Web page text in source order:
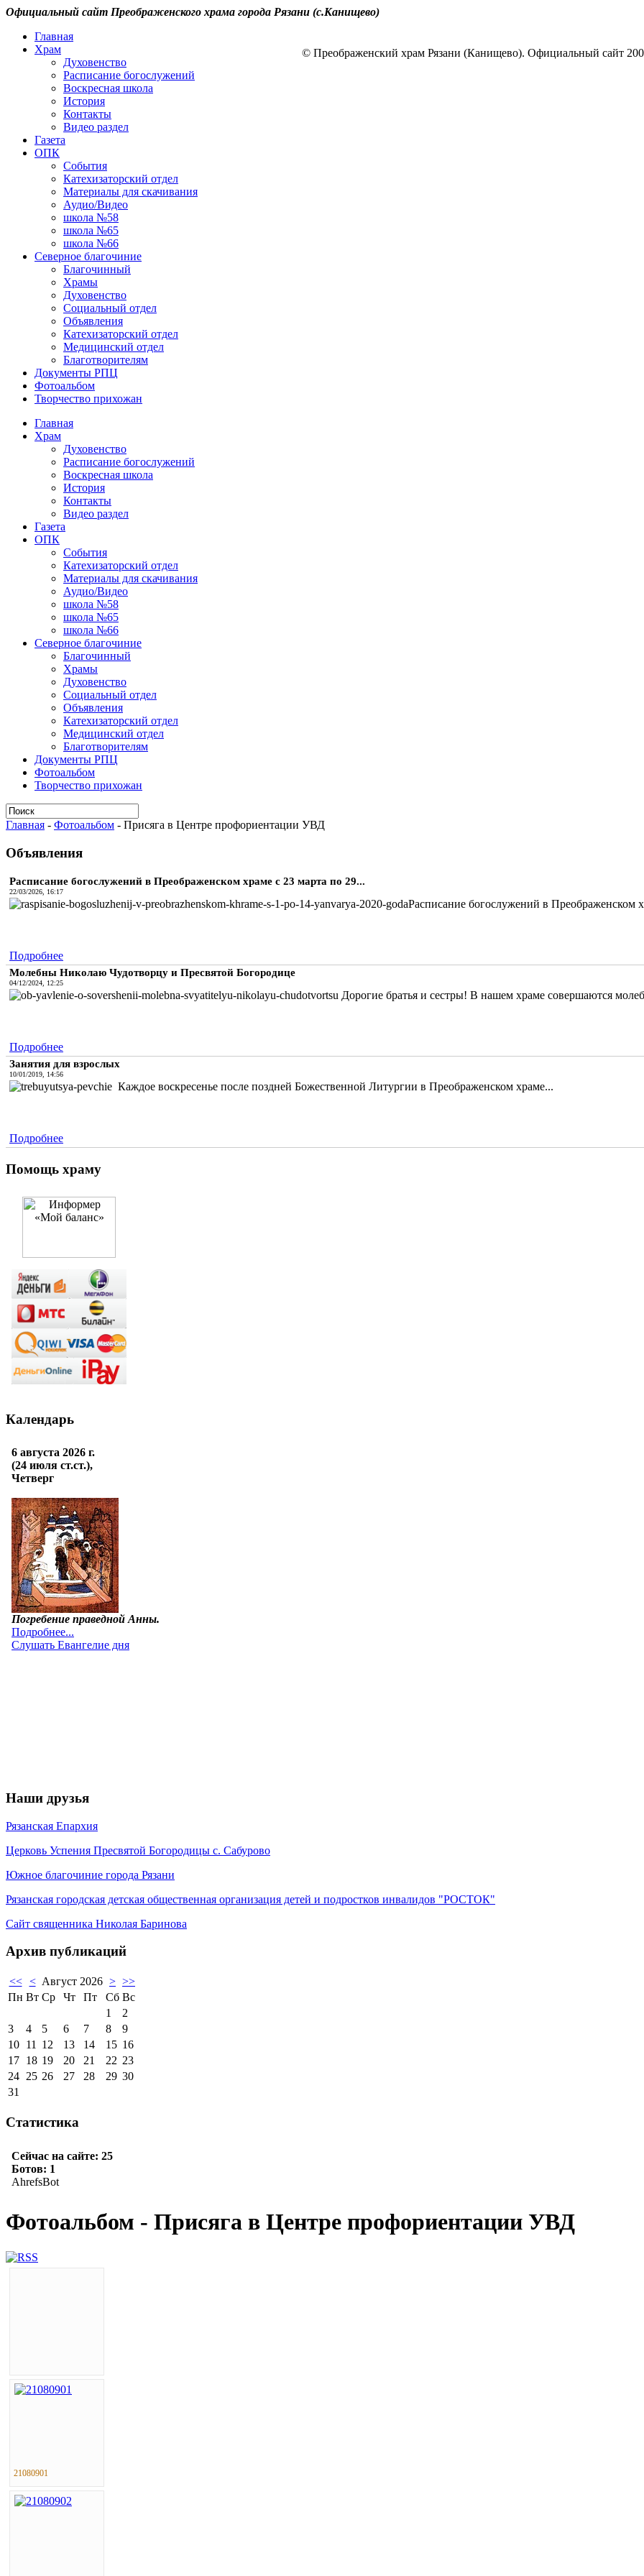
Официальный сайт Преображенского храма города Рязани (с.Канищево)
Главная
Храм
Духовенство
Расписание богослужений
Воскресная школа
История
Контакты
Видео раздел
Газета
ОПК
События
Катехизаторский отдел
Материалы для скачивания
Аудио/Видео
школа №58
школа №65
школа №66
Северное благочиние
Благочинный
Храмы
Духовенство
Социальный отдел
Объявления
Катехизаторский отдел
Медицинский отдел
Благотворителям
Документы РПЦ
Фотоальбом
Творчество прихожан
Главная
Храм
Духовенство
Расписание богослужений
Воскресная школа
История
Контакты
Видео раздел
Газета
ОПК
События
Катехизаторский отдел
Материалы для скачивания
Аудио/Видео
школа №58
школа №65
школа №66
Северное благочиние
Благочинный
Храмы
Духовенство
Социальный отдел
Объявления
Катехизаторский отдел
Медицинский отдел
Благотворителям
Документы РПЦ
Фотоальбом
Творчество прихожан
Главная - Фотоальбом - Присяга в Центре профориентации УВД
Объявления
Расписание богослужений в Преображенском храме с 23 марта по 29...
22/03/2026, 16:17
Расписание богослужений в Преображенском
Подробнее
Молебны Николаю Чудотворцу и Пресвятой Богородице
04/12/2024, 12:25
Дорогие братья и сестры! В нашем храме совершаются
Подробнее
Занятия для взрослых
10/01/2019, 14:56
Каждое воскресенье после поздней Божественной Литургии в Преображенском храме...
Подробнее
Помощь храму
Календарь
Наши друзья
Рязанская Епархия
Церковь Успения Пресвятой Богородицы с. Сабурово
Южное благочиние города Рязани
Рязанская городская детская общественная организация детей и подростков инвалидов "РОСТОК"
Сайт священника Николая Баринова
Архив публикаций
<< < Август 2026 > >>
Пн Вт Ср Чт Пт Сб Вс
1
2
3
4 5 6 7 8
9
10 11 12 13 14 15 16
17 18 19 20 21 22 23
24 25 26 27 28 29 30
31
Статистика
Фотоальбом - Присяга в Центре профориентации УВД
21080901
© Преображенский храм Рязани (Канищево). Официальный сайт